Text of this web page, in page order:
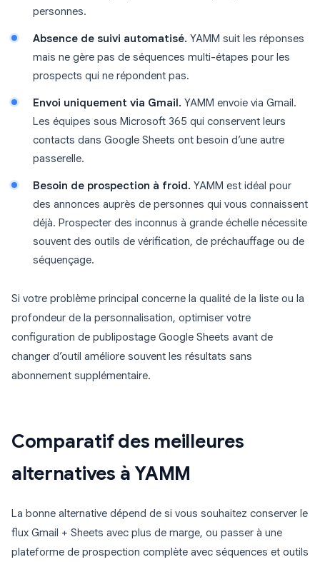
personnes.
Absence de suivi automatisé. YAMM suit les réponses
mais ne gère pas de séquences multi-étapes pour les
prospects qui ne répondent pas.
Envoi uniquement via Gmail. YAMM envoie via Gmail.
Les équipes sous Microsoft 365 qui conservent leurs
contacts dans Google Sheets ont besoin d’une autre
passerelle.
Besoin de prospection à froid. YAMM est idéal pour
des annonces auprès de personnes qui vous connaissent
déjà. Prospecter des inconnus à grande échelle nécessite
souvent des outils de vérification, de préchauffage ou de
séquençage.
Si votre problème principal concerne la qualité de la liste ou la
profondeur de la personnalisation, optimiser votre
configuration de publipostage Google Sheets avant de
changer d’outil améliore souvent les résultats sans
abonnement supplémentaire.
Comparatif des meilleures
alternatives à YAMM
La bonne alternative dépend de si vous souhaitez conserver le
flux Gmail + Sheets avec plus de marge, ou passer à une
plateforme de prospection complète avec séquences et outils